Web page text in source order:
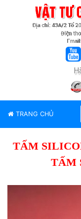
TRANG CHỦ
PHẨM
HIỆU
TINTẤM
TẤM